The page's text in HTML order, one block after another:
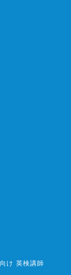
け 英検講師